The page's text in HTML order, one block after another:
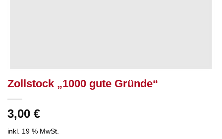
Zollstock „1000 gute Gründe“
3,00 €
inkl. 19 % MwSt.